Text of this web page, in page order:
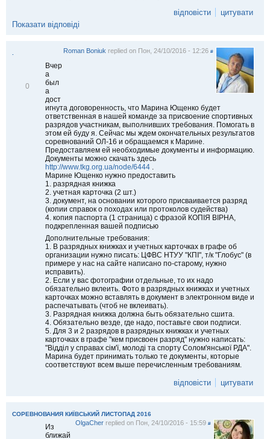
відповісти
цитувати
Показати відповіді
. Roman Boniuk replied on Пон, 24/10/2016 - 12:26 #
0
Вчер
а
был
а
дост
игнута договоренность, что Марина Ющенко будет
ответственная в нашей команде за присвоение спортивных
разрядов участникам, выполнивших требования. Помогать в
этом ей буду я. Сейчас мы ждем окончательных результатов
соревнований ОЛ-16 и обращаемся к Марине.
Предоставляем ей необходимые документы и информацию.
Документы можно скачать здесь
http://www.tkg.org.ua/node/6444 .
Марине Ющенко нужно предоставить
1. разрядная книжка
2. учетная карточка (2 шт.)
3. документ, на основании которого присваивается разряд
(копии справок о походах или протоколов судейства)
4. копия паспорта (1 страница) с фразой КОПІЯ ВІРНА,
подкрепленная вашей подписью
Дополнительные требования:
1. В разрядных книжках и учетных карточках в графе об
организации нужно писать: ЦФВС НТУУ "КПІ", т/к "Глобус" (в
примере у нас на сайте написано по-старому, нужно
исправить).
2. Если у вас фотографии отдельные, то их надо
обязательно вклеить. Фото в разрядных книжках и учетных
карточках можно вставлять в документ в электронном виде и
распечатывать (чтоб не вклеивать).
3. Разрядная книжка должна быть обязательно сшита.
4. Обязательно везде, где надо, поставьте свои подписи.
5. Для 3 и 2 разрядов в разрядных книжках и учетных
карточках в графе "кем присвоен разряд" нужно написать:
"Відділ у справах сім'ї, молоді та спорту Солом'янської РДА".
Марина будет принимать только те документы, которые
соответствуют всем выше перечисленным требованиям.
відповісти цитувати
СОРЕВНОВАНИЯ КИЇВСЬКИЙ ЛИСТОПАД 2016
OlgaCherreplied on Пон, 24/10/2016 - 15:59 #
Из
ближай